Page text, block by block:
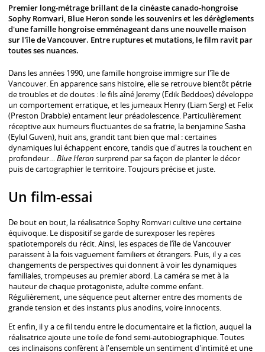
Premier long-métrage brillant de la cinéaste canado-hongroise
Sophy Romvari, Blue Heron sonde les souvenirs et les dérèglements
d'une famille hongroise emménageant dans une nouvelle maison
sur l'île de Vancouver. Entre ruptures et mutations, le film ravit par
toutes ses nuances.
Dans les années 1990, une famille hongroise immigre sur l'île de
Vancouver. En apparence sans histoire, elle se retrouve bientôt pétrie
de troubles et de doutes : le fils aîné Jeremy (Edik Beddoes) développe
un comportement erratique, et les jumeaux Henry (Liam Serg) et Felix
(Preston Drabble) entament leur préadolescence. Particulièrement
réceptive aux humeurs fluctuantes de sa fratrie, la benjamine Sasha
(Eylul Guven), huit ans, grandit tant bien que mal : certaines
dynamiques lui échappent encore, tandis que d'autres la touchent en
profondeur…Blue Heronsurprend par sa façon de planter le décor
puis de cartographier le territoire. Toujours précise et juste.
Un film-essai
De bout en bout, la réalisatrice Sophy Romvari cultive une certaine
équivoque. Le dispositif se garde de surexposer les repères
spatiotemporels du récit. Ainsi, les espaces de l’île de Vancouver
paraissent à la fois vaguement familiers et étrangers. Puis, il y a ces
changements de perspectives qui donnent à voir les dynamiques
familiales, trompeuses au premier abord. La caméra se met à la
hauteur de chaque protagoniste, adulte comme enfant.
Régulièrement, une séquence peut alterner entre des moments de
grande tension et des instants plus anodins, voire innocents.
Et enfin, il y a ce fil tendu entre le documentaire et la fiction, auquel la
réalisatrice ajoute une toile de fond semi-autobiographique. Toutes
ces inclinaisons confèrent à l'ensemble un sentiment d'intimité et une